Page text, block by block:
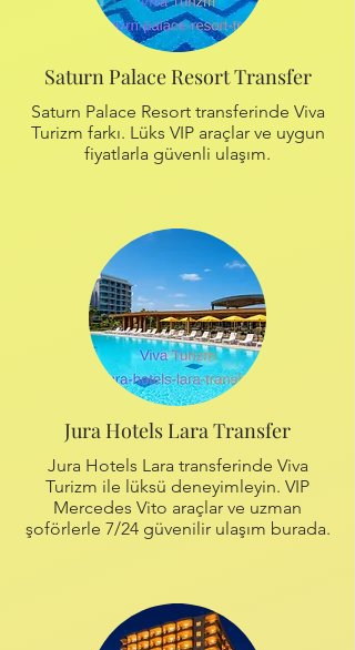
Saturn Palace Resort Transfer
Saturn Palace Resort transferinde Viva
Turizm farkı. Lüks VIP araçlar ve uygun
fiyatlarla güvenli ulaşım.
Jura Hotels Lara Transfer
Jura Hotels Lara transferinde Viva
Turizm ile lüksü deneyimleyin. VIP
Mercedes Vito araçlar ve uzman
şoförlerle 7/24 güvenilir ulaşım burada.